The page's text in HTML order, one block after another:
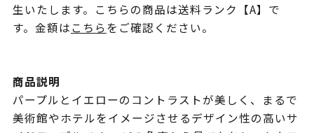
生いたします。こちらの商品は送料ランク【A】で
す。金額はこちらをご確認ください。
商品説明
パープルとイエローのコントラストが美しく、まるで
美術館やホテルをイメージさせるデザイン性の高いサ